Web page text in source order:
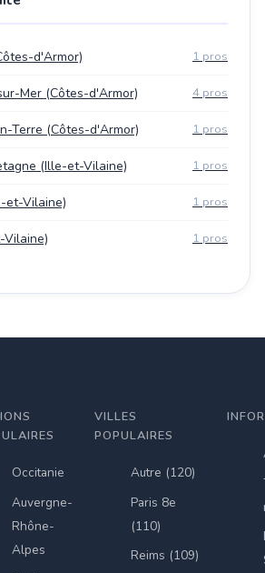
d'Armor) 1 pros
Mer (Côtes-d'Armor) 4 pros
Terre (Côtes-d'Armor) 1 pros
(Ille-et-Vilaine) 1 pros
et-Vilaine) 1 pros
1 pros
Occitanie
Auvergne-
Rhône-
Alpes
VILLES
POPULAIRES
Autre (120)
Paris 8e
(110)
Reims (109)